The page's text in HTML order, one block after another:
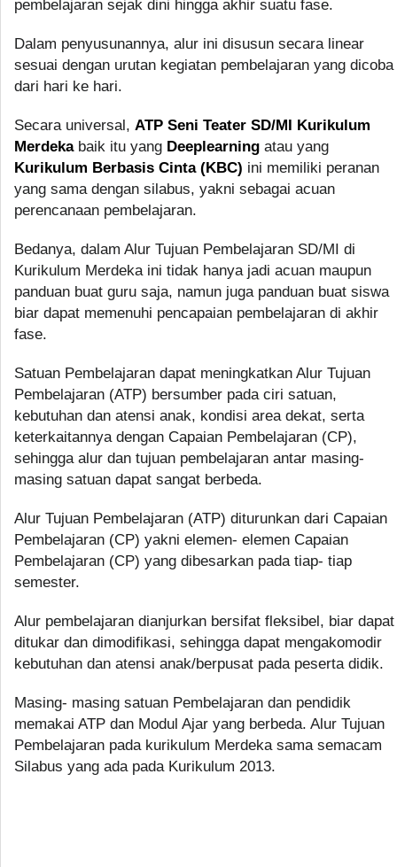
pembelajaran sejak dini hingga akhir suatu fase.
Dalam penyusunannya, alur ini disusun secara linear
sesuai dengan urutan kegiatan pembelajaran yang dicoba
dari hari ke hari.
Secara universal, ATP Seni Teater SD/MI Kurikulum
Merdekabaik itu yang Deeplearning atau yang
Kurikulum Berbasis Cinta (KBC) ini memiliki peranan
yang sama dengan silabus, yakni sebagai acuan
perencanaan pembelajaran.
Bedanya, dalam Alur Tujuan Pembelajaran SD/MI di
Kurikulum Merdeka ini tidak hanya jadi acuan maupun
panduan buat guru saja, namun juga panduan buat siswa
biar dapat memenuhi pencapaian pembelajaran di akhir
fase.
Satuan Pembelajaran dapat meningkatkan Alur Tujuan
Pembelajaran (ATP) bersumber pada ciri satuan,
kebutuhan dan atensi anak, kondisi area dekat, serta
keterkaitannya dengan Capaian Pembelajaran (CP),
sehingga alur dan tujuan pembelajaran antar masing-
masing satuan dapat sangat berbeda.
Alur Tujuan Pembelajaran (ATP) diturunkan dari Capaian
Pembelajaran (CP) yakni elemen- elemen Capaian
Pembelajaran (CP) yang dibesarkan pada tiap- tiap
semester.
Alur pembelajaran dianjurkan bersifat fleksibel, biar dapat
ditukar dan dimodifikasi, sehingga dapat mengakomodir
kebutuhan dan atensi anak/berpusat pada peserta didik.
Masing- masing satuan Pembelajaran dan pendidik
memakai ATP dan Modul Ajar yang berbeda. Alur Tujuan
Pembelajaran pada kurikulum Merdeka sama semacam
Silabus yang ada pada Kurikulum 2013.